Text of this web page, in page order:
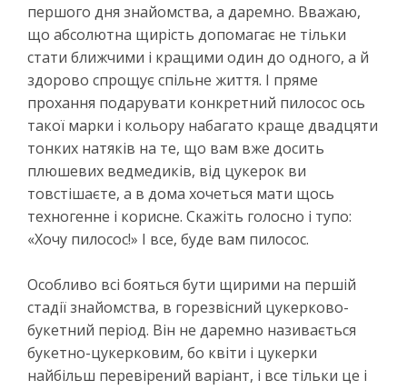
першого дня знайомства, а даремно. Вважаю,
що абсолютна щирість допомагає не тільки
стати ближчими і кращими один до одного, а й
здорово спрощує спільне життя. І пряме
прохання подарувати конкретний пилосос ось
такої марки і кольору набагато краще двадцяти
тонких натяків на те, що вам вже досить
плюшевих ведмедиків, від цукерок ви
товстішаєте, а в дома хочеться мати щось
техногенне і корисне. Скажіть голосно і тупо:
«Хочу пилосос!» І все, буде вам пилосос.
Особливо всі бояться бути щирими на першій
стадії знайомства, в горезвісний цукерково-
букетний період. Він не даремно називається
букетно-цукерковим, бо квіти і цукерки
найбільш перевірений варіант, і все тільки це і